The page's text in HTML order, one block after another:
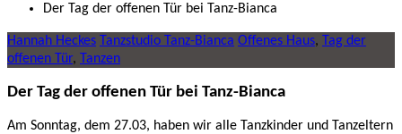
Der Tag der offenen Tür bei Tanz-Bianca
Hannah Heckes Tanzstudio Tanz-Bianca Offenes Haus,
Tag der
offenen Tür, Tanzen
Der Tag der offenen Tür bei Tanz-Bianca
Am Sonntag, dem 27.03, haben wir alle Tanzkinder und Tanzeltern